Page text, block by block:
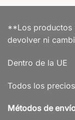
**Los productos
devolver ni
Dentro de la UE
Todos los
Métodos de